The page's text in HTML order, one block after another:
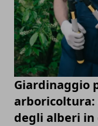
Giardinaggio
arboricoltura:
degli alberi